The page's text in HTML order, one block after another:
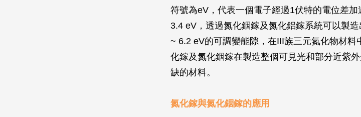
符號為eV，代表一個電子經過1伏特的電位差
3.4 eV，透過氮化銦鎵及氮化鋁鎵系統可以製
~ 6.2 eV的可調變能隙，在III族三元氮化物材
化鎵及氮化銦鎵在製造整個可見光和部分近紫
缺的材料。
氮化鎵與氮化銦鎵的應用